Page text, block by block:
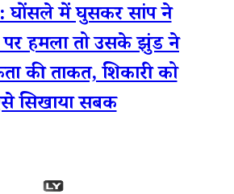
घोंसले में घुसकर सांप ने
पर हमला तो उसके झुंड ने
की ताकत, शिकारी को
सिखाया सबक